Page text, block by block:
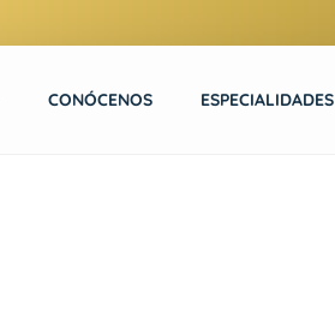
CONÓCENOS ESPECIALIDADES